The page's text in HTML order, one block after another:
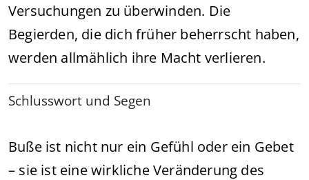
Versuchungen zu überwinden. Die
Begierden, die dich früher beherrscht haben,
werden allmählich ihre Macht verlieren.
Schlusswort und Segen
Buße ist nicht nur ein Gefühl oder ein Gebet
– sie ist eine wirkliche Veränderung des